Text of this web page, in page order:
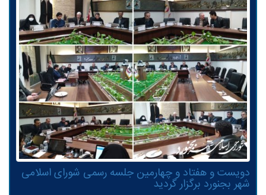
دویست و هفتاد و چهارمین جلسه رسمی شورای اسلامی
شهر بجنورد برگزار گردید